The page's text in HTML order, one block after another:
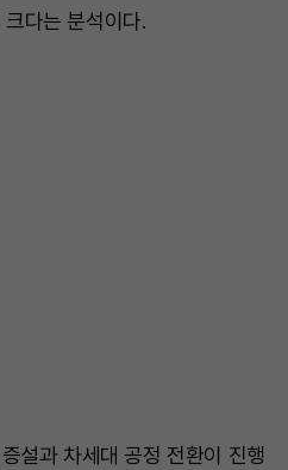
다는 분석이다.
설과 차세대 공정 전환이 진행